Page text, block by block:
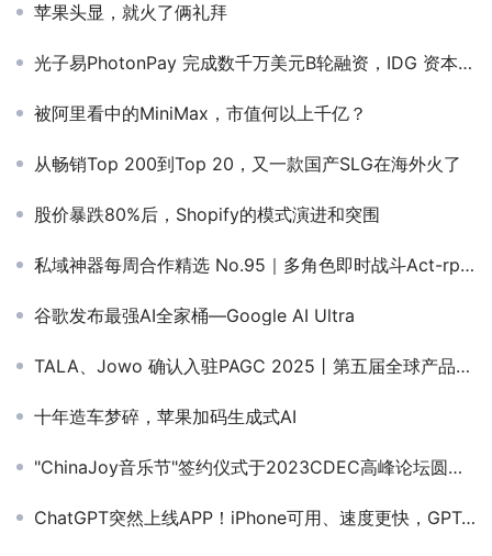
苹果头显，就火了俩礼拜
光子易PhotonPay 完成数千万美元B轮融资，IDG 资本领投
被阿里看中的MiniMax，市值何以上千亿？
从畅销Top 200到Top 20，又一款国产SLG在海外火了
股价暴跌80%后，Shopify的模式演进和突围
私域神器每周合作精选 No.95｜多角色即时战斗Act-rpg寻合作；海外短剧本土化拍摄制作寻合作
谷歌发布最强AI全家桶—Google AI Ultra
TALA、Jowo 确认入驻PAGC 2025丨第五届全球产品与增长展会！
十年造车梦碎，苹果加码生成式AI
"ChinaJoy音乐节"签约仪式于2023CDEC高峰论坛圆满举行
ChatGPT突然上线APP！iPhone可用、速度更快，GPT-4用量限制疑似取消